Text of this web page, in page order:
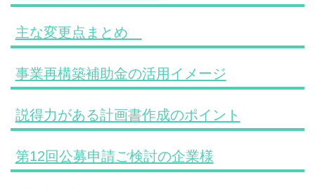
主な変更点まとめ
事業再構築補助金の活用イメージ
説得力がある計画書作成のポイント
第12回公募申請ご検討の企業様